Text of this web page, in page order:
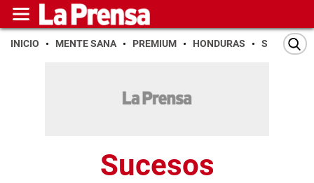
INICIO MENTE SANA PREMIUM HONDURAS SAN PEDRO
Sucesos